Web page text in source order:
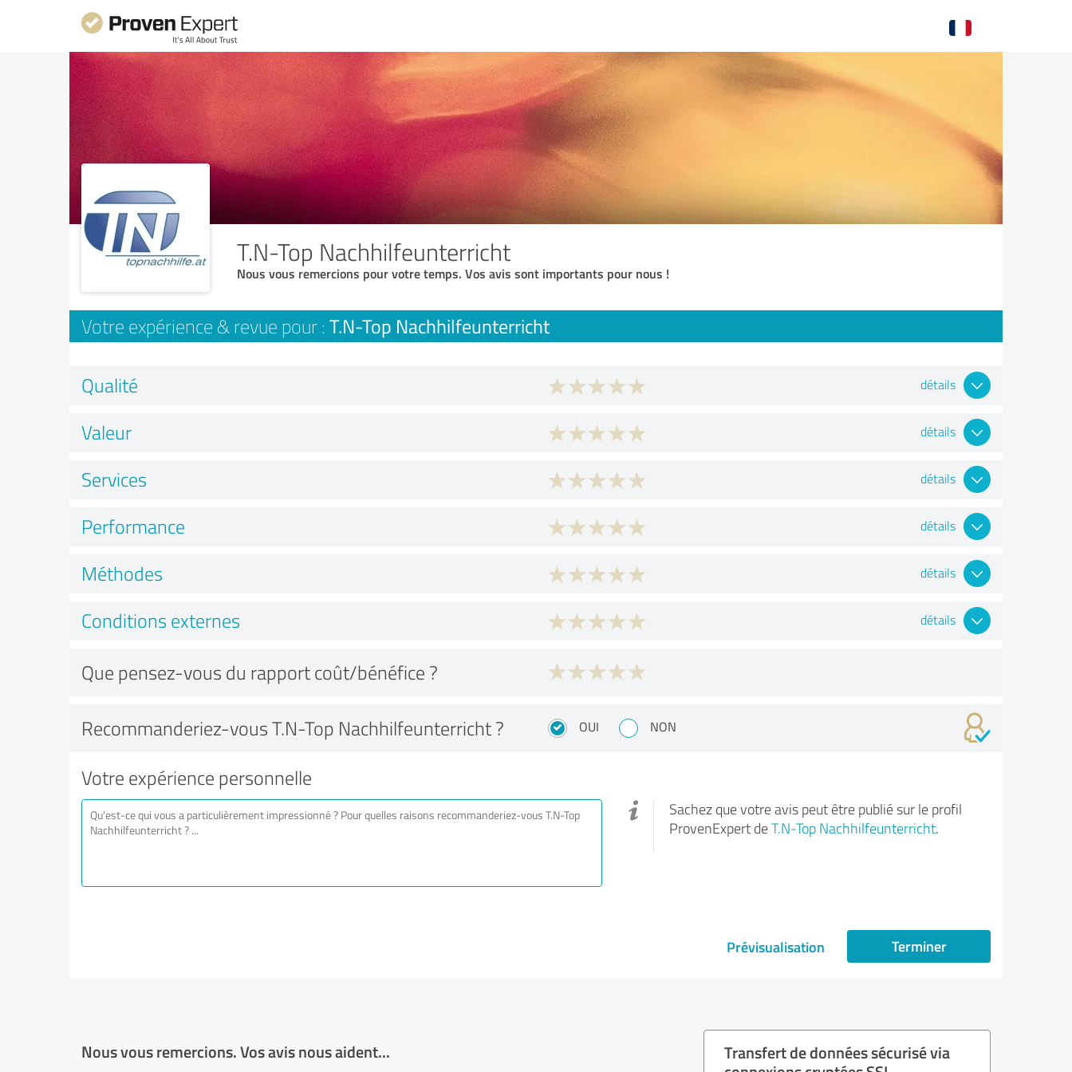
T.N-Top Nachhilfeunterricht
Nous vous remercions pour votre temps. Vos avis sont importants pour nous !
Votre expérience & revue pour : T.N-Top Nachhilfeunterricht
Qualité détails
Valeur détails
Services détails
Performance détails
Méthodes détails
Conditions externes détails
Que pensez-vous du rapport coût/bénéfice ?
Recommanderiez-vous T.N-Top Nachhilfeunterricht ? OUI NON
Votre expérience personnelle
Sachez que votre avis peut être publié sur le profil
ProvenExpert deT.N-Top Nachhilfeunterricht.
Prévisualisation Terminer
Nous vous remercions. Vos avis nous aident...
Transfert de données sécurisé via